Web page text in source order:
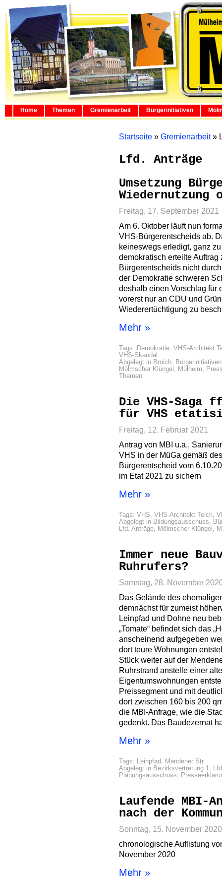
Home Themen Gremienarbeit Bürgerinitiativen
Startseite » Gremienarbeit»
Lfd. Anträge
Umsetzung
Wiedernutzung
Freitag, 17. September 2021
Am 6. Oktober läuft nun
VHS-Bürgerentscheids ab.
keineswegs erledigt, ganz
demokratisch erteilte
Bürgerentscheids nicht
der Demokratie schweren
deshalb einen Vorschlag für
vorerst nur an CDU und
Wiederertüchtigung zu
Mehr »
Tags: Demokratie, VHS-Architekt
VHS-Skandal
Abgelegt in Broich, Bürgerinitiativen
Mölmscher Klüngel , Mülheim,
Themen
Die VHS-
für VHS
Freitag, 12. Februar 2021
Antrag von MBI u.a.,
VHS in der MüGa gemäß
Bürgerentscheid vom
im Etat 2021 zu sichern
Mehr »
Tags: VHS, VHS-Architekt Teich,
Abgelegt in Bildungsausschuss,
Lfd. Anträge, Mölmscher Klüngel ,
Immer neue
Ruhrufers?
Samstag, 28. November
Das Gelände des
demnächst für zumeist
Leinpfad und Dohne neu
„Tomate“ befindet sich das
anscheinend aufgegeben
dort teure Wohnungen
Stück weiter auf der
Ruhrstrand anstelle einer
Eigentumswohnungen
Preissegment und mit
dort zwischen 160 bis 200
die MBI-Anfrage, wie die
gedenkt. Das Baudezernat
Mehr »
Tags: Leinpfad, Mendener Str.
Abgelegt in Bezirksvertretung 1,
Planungsausschuss,
Laufende MBI-
nach der
Sonntag, 15. November 2020
chronologische Auflistung
November 2020
Mehr »